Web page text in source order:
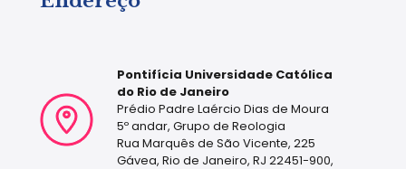
Pontifícia Universidade Católica
do Rio de Janeiro
Prédio Padre Laércio Dias de Moura
5º andar, Grupo de Reologia
Rua Marquês de São Vicente, 225
Gávea, Rio de Janeiro, RJ 22451-900,